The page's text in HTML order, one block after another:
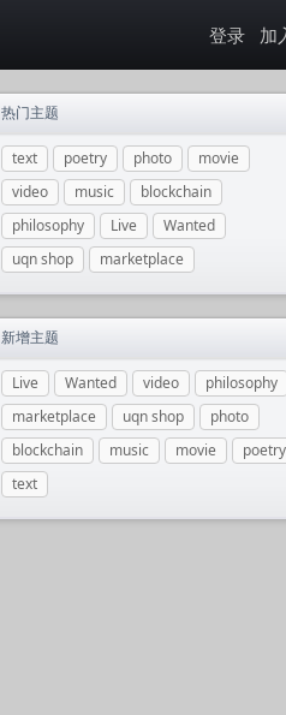
登录 加
热门主题
text poetry photo
movie
video
music
blockchain
philosophy
Live
Wanted
uqn shop
marketplace
新增主题
Live Wanted video
philosophy
marketplace
uqn shop
photo
blockchain
music movie
poetry
text